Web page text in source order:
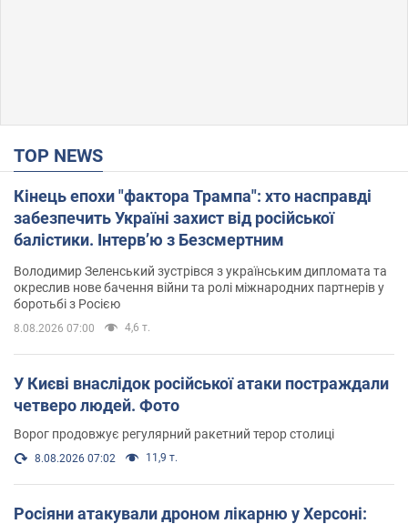
TOP NEWS
Кінець епохи "фактора Трампа": хто насправді
забезпечить Україні захист від російської
балістики. Інтерв’ю з Безсмертним
Володимир Зеленський зустрівся з українським дипломата та
окреслив нове бачення війни та ролі міжнародних партнерів у
боротьбі з Росією
8.08.2026 07:00 4,6 т.
У Києві внаслідок російської атаки постраждали
четверо людей. Фото
Ворог продовжує регулярний ракетний терор столиці
8.08.2026 07:02 11,9 т.
Росіяни атакували дроном лікарню у Херсоні: